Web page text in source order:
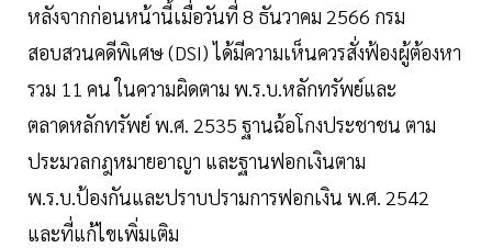
หลังจากก่อนหน้านี้เมื่อวันที่ 8 ธันวาคม 2566 กรม
สอบสวนคดีพิเศษ (DSI) ได้มีความเห็นควรสั่งฟ้องผู้ต้องหา
รวม 11 คน ในความผิดตาม พ.ร.บ.หลักทรัพย์และ
ตลาดหลักทรัพย์ พ.ศ. 2535 ฐานฉ้อโกงประชาชน ตาม
ประมวลกฎหมายอาญา และฐานฟอกเงินตาม
พ.ร.บ.ป้องกันและปราบปรามการฟอกเงิน พ.ศ. 2542
และที่แก้ไขเพิ่มเติม